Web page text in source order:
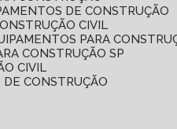
DE CONSTRUÇÃO
CIVIL
PARA
CONSTRUÇÃO SP
CIVIL
DE CONSTRUÇÃO